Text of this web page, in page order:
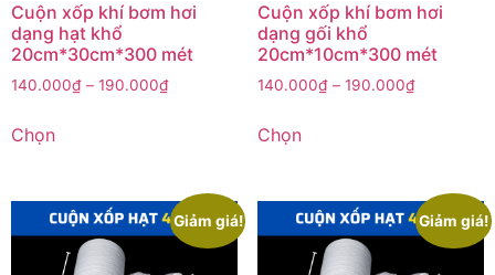
Cuộn xốp khí bơm hơi
dạng hạt khổ
20cm*30cm*300 mét
140.000₫ – 190.000₫
Chọn
Cuộn xốp khí bơm hơi
dạng gối khổ
20cm*10cm*300 mét
140.000₫ – 190.000₫
Chọn
Giảm giá! Giảm giá!